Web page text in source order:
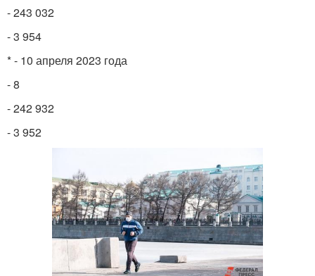
- 243 032
- 3 954
* - 10 апреля 2023 года
- 8
- 242 932
- 3 952